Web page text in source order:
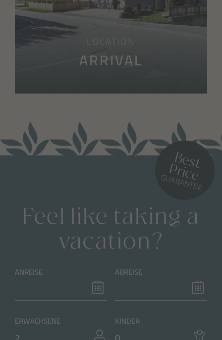
LOCATION
ARRIVAL
B
e
s
t
P
r
ic
e
GUARANTEE
Feel like taking a
vacation?
ANREISE ABREISE
ERWACHSENE KINDER